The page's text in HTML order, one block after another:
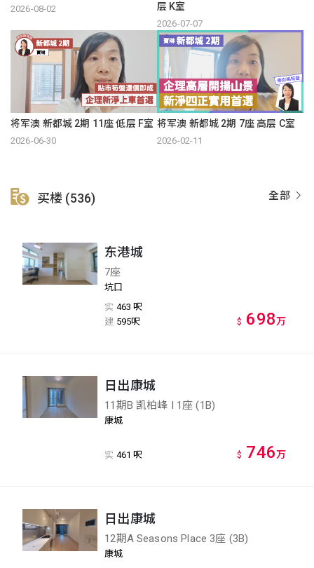
2026-08-02
层 K室
2026-07-07
将军澳 新都城 2期 11座 低层 F室
2026-06-30
将军澳 新都城 2期 7座 高层 C室
2026-02-11
全部
买楼 (536)
东港城
7座
坑口
实 463 呎
建 595呎 $ 698万
日出康城
11期B 凯柏峰 I 1座 (1B)
康城
实 461 呎 $ 746万
日出康城
12期A Seasons Place 3座 (3B)
康城